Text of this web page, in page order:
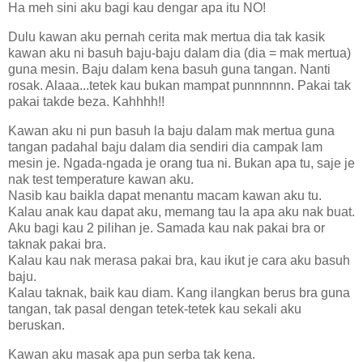
Ha meh sini aku bagi kau dengar apa itu NO!
Dulu kawan aku pernah cerita mak mertua dia tak kasik
kawan aku ni basuh baju-baju dalam dia (dia = mak mertua)
guna mesin. Baju dalam kena basuh guna tangan. Nanti
rosak. Alaaa...tetek kau bukan mampat punnnnnn. Pakai tak
pakai takde beza. Kahhhh!!
Kawan aku ni pun basuh la baju dalam mak mertua guna
tangan padahal baju dalam dia sendiri dia campak lam
mesin je. Ngada-ngada je orang tua ni. Bukan apa tu, saje je
nak test temperature kawan aku.
Nasib kau baikla dapat menantu macam kawan aku tu.
Kalau anak kau dapat aku, memang tau la apa aku nak buat.
Aku bagi kau 2 pilihan je. Samada kau nak pakai bra or
taknak pakai bra.
Kalau kau nak merasa pakai bra, kau ikut je cara aku basuh
baju.
Kalau taknak, baik kau diam. Kang ilangkan berus bra guna
tangan, tak pasal dengan tetek-tetek kau sekali aku
beruskan.
Kawan aku masak apa pun serba tak kena.